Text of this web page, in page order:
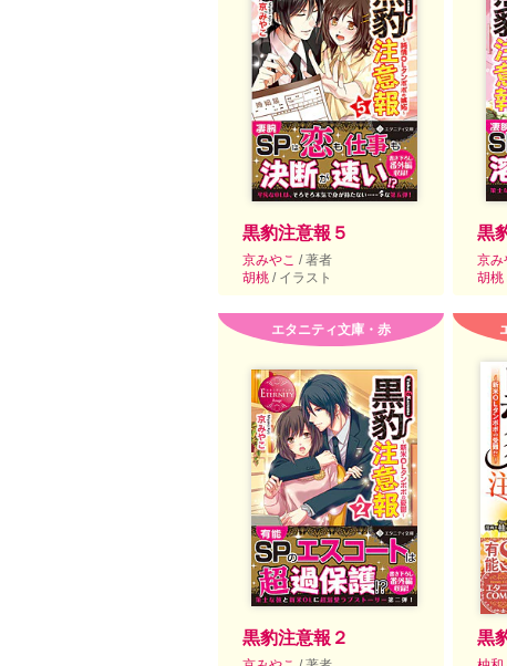
黒豹注意報５
京みやこ / 著者
胡桃 / イラスト
黒
京み
胡桃
エタニティ文庫・赤
黒豹注意報２ 黒